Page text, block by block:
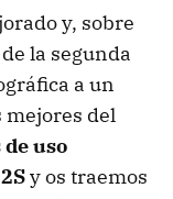
y, sobre
la segunda
a un
mejores del
uso
y os traemos